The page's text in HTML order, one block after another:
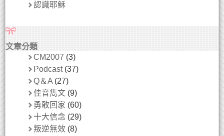
認識耶穌
文章分類
CM2007 (3)
Podcast(37)
Q＆A (27)
佳音雋文 (9)
勇敢回家 (60)
十大信念 (29)
叛逆無效 (8)